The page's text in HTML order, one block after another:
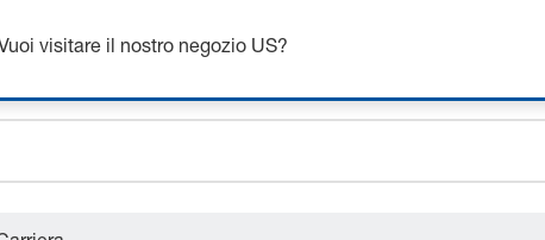
global.search.placeholder.category
visitare il nostro negozio US?